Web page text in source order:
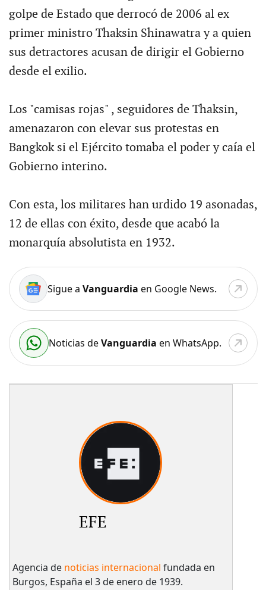
golpe de Estado que derrocó de 2006 al ex
primer ministro Thaksin Shinawatra y a quien
sus detractores acusan de dirigir el Gobierno
desde el exilio.
Los "camisas rojas" , seguidores de Thaksin,
amenazaron con elevar sus protestas en
Bangkok si el Ejército tomaba el poder y caía el
Gobierno interino.
Con esta, los militares han urdido 19 asonadas,
12 de ellas con éxito, desde que acabó la
monarquía absolutista en 1932.
Sigue a Vanguardia en Google News.
Noticias deVanguardia en WhatsApp.
EFE
Agencia de noticias internacional fundada en
Burgos, España el 3 de enero de 1939.